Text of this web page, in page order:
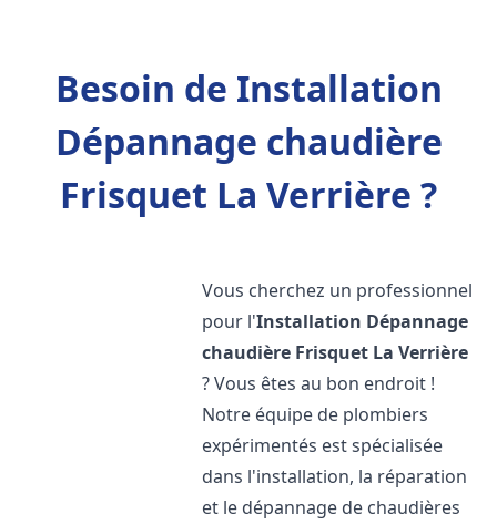
Besoin de Installation
Dépannage chaudière
Frisquet La Verrière ?
Vous cherchez un professionnel
pour l'Installation Dépannage
chaudière Frisquet La Verrière
? Vous êtes au bon endroit !
Notre équipe de plombiers
expérimentés est spécialisée
dans l'installation, la réparation
et le dépannage de chaudières